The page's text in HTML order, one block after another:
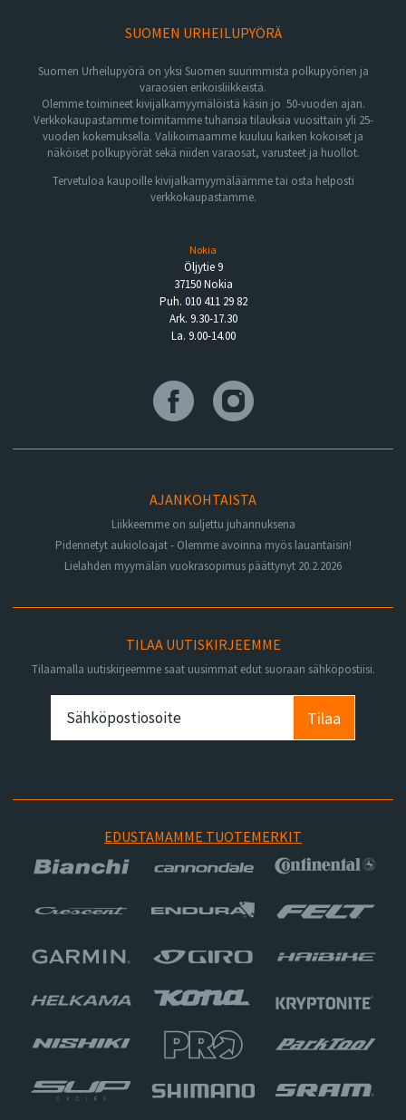
SUOMEN URHEILUPYÖRÄ
Suomen Urheilupyörä on yksi Suomen suurimmista polkupyörien ja
varaosien erikoisliikkeistä.
Olemme toimineet kivijalkamyymälöistä käsin jo 50-vuoden ajan.
Verkkokaupastamme toimitamme tuhansia tilauksia vuosittain yli 25-
vuoden kokemuksella. Valikoimaamme kuuluu kaiken kokoiset ja
näköiset polkupyörät sekä niiden varaosat, varusteet ja huollot.
Tervetuloa kaupoille kivijalkamyymäläämme tai osta helposti
verkkokaupastamme.
Nokia
Öljytie 9
37150 Nokia
Puh. 010 411 29 82
Ark. 9.30-17.30
La. 9.00-14.00
AJANKOHTAISTA
Liikkeemme on suljettu juhannuksena
Pidennetyt aukioloajat - Olemme avoinna myös lauantaisin!
Lielahden myymälän vuokrasopimus päättynyt 20.2.2026
TILAA UUTISKIRJEEMME
Tilaamalla uutiskirjeemme saat uusimmat edut suoraan sähköpostiisi.
Tilaa
EDUSTAMAMME TUOTEMERKIT